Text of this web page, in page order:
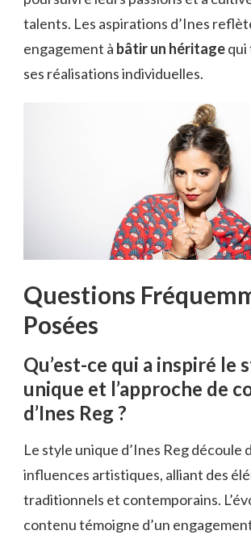
talents. Les aspirations d’Ines
engagement à bâtir un héritagequi
ses réalisations individuelles.
Questions
Posées
Qu’est-ce qui a inspiré le
unique et l’approche de
d’Ines Reg ?
Le style unique d’Ines Reg découle
influences artistiques, alliant des
traditionnels et contemporains.
contenu témoigne d’un